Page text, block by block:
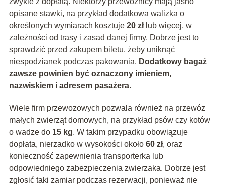
opisane stawki, na przykład dodatkowa walizka o
określonych wymiarach kosztuje 20 złlub więcej, w
zależności od trasy i zasad danej firmy. Dobrze jest to
sprawdzić przed zakupem biletu, żeby uniknąć
niespodzianek podczas pakowania. Dodatkowy bagaż
zawsze powinien być oznaczony imieniem,
nazwiskiem i adresem pasażera.
Wiele firm przewozowych pozwala również na przewóz
małych zwierząt domowych, na przykład psów czy kotów
o wadze do 15 kg. W takim przypadku obowiązuje
dopłata, nierzadko w wysokości około 60 zł, oraz
konieczność zapewnienia transporterka lub
odpowiedniego zabezpieczenia zwierzaka. Dobrze jest
zgłosić taki zamiar podczas rezerwacji, ponieważ nie